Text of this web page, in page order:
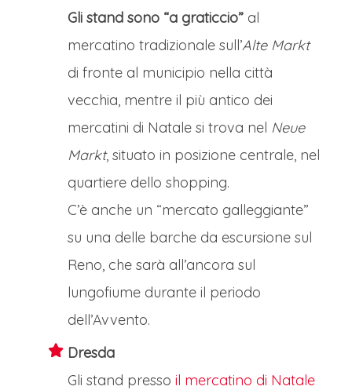
Gli stand sono “a graticcio” al
mercatino tradizionale sull’Alte Markt
di fronte al municipio nella città
vecchia, mentre il più antico dei
mercatini di Natale si trova nel Neue
Markt, situato in posizione centrale, nel
quartiere dello shopping.
C’è anche un “mercato galleggiante”
su una delle barche da escursione sul
Reno, che sarà all’ancora sul
lungofiume durante il periodo
dell’Avvento.
Dresda
Gli stand presso il mercatino di Natale